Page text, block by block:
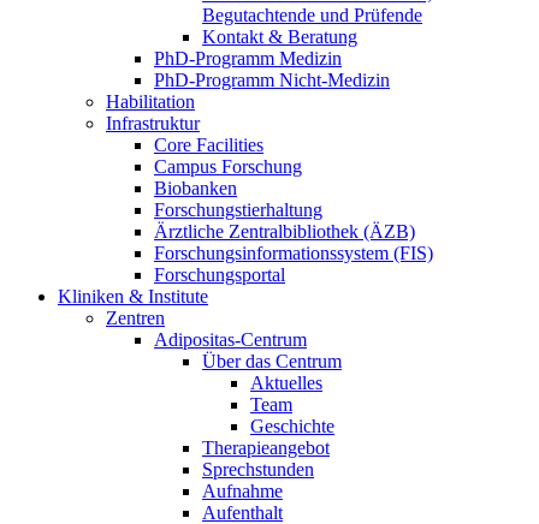
Begutachtende und Prüfende
Kontakt & Beratung
PhD-Programm Medizin
PhD-Programm Nicht-Medizin
Habilitation
Infrastruktur
Core Facilities
Campus Forschung
Biobanken
Forschungstierhaltung
Ärztliche Zentralbibliothek (ÄZB)
Forschungsinformationssystem (FIS)
Forschungsportal
Kliniken & Institute
Zentren
Adipositas-Centrum
Über das Centrum
Aktuelles
Team
Geschichte
Therapieangebot
Sprechstunden
Aufnahme
Aufenthalt